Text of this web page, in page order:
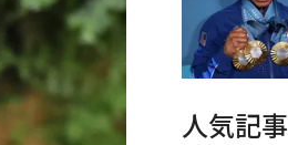
人気記事